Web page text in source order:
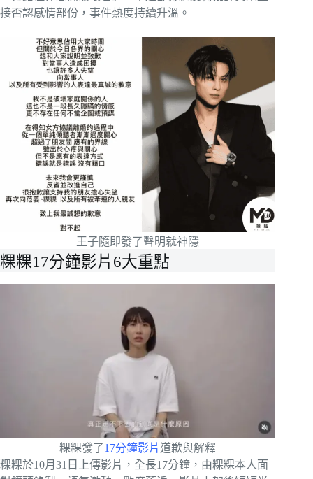
接否認感情部份，事件熱度持續升溫。
王子隨即發了聲明就神隱
粿粿17分鐘影片6大重點
粿粿發了 17分鐘影片道歉與解釋
粿粿於10月31日上傳影片，全長17分鐘，由粿粿本人面